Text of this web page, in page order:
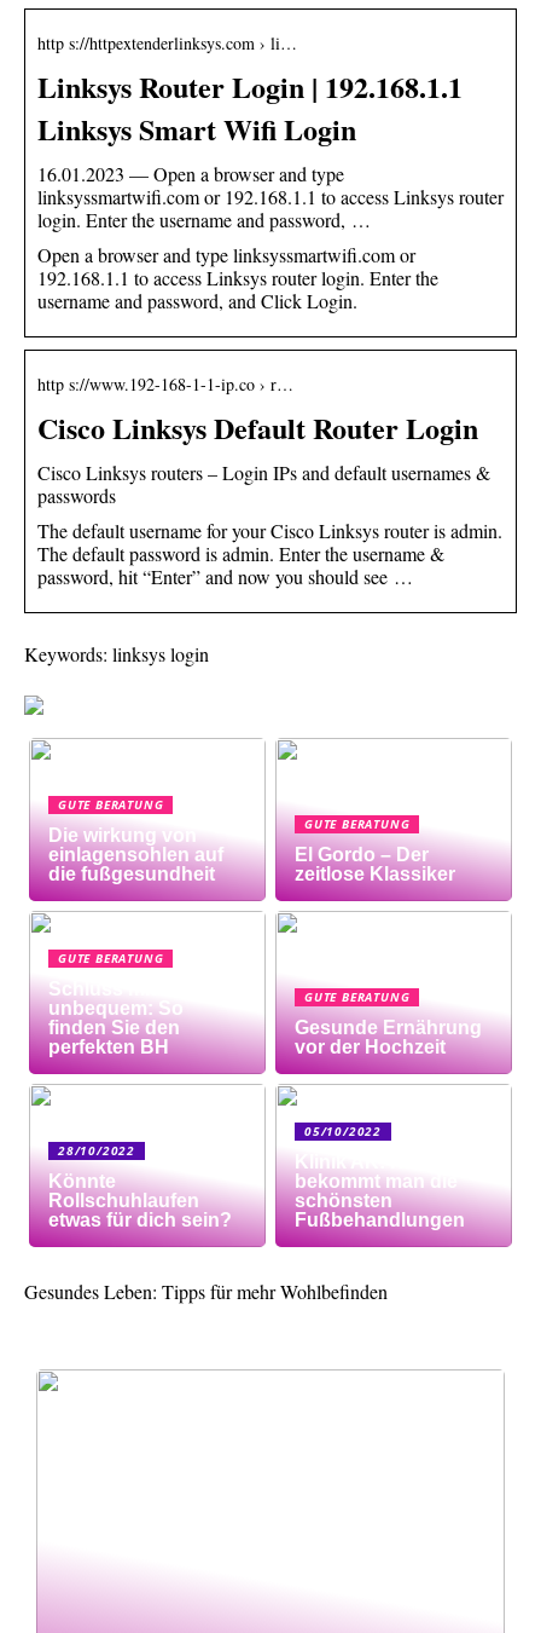
http s://httpextenderlinksys.com › li…
Linksys Router Login | 192.168.1.1
Linksys Smart Wifi Login
16.01.2023 — Open a browser and type
linksyssmartwifi.com or 192.168.1.1 to access Linksys router
login. Enter the username and password, …
Open a browser and type linksyssmartwifi.com or
192.168.1.1 to access Linksys router login. Enter the
username and password, and Click Login.
http s://www.192-168-1-1-ip.co › r…
Cisco Linksys Default Router Login
Cisco Linksys routers – Login IPs and default usernames &
passwords
The default username for your Cisco Linksys router is admin.
The default password is admin. Enter the username &
password, hit “Enter” and now you should see …
Keywords: linksys login
GUTE BERATUNG
Die wirkung von
einlagensohlen auf
die fußgesundheit
GUTE BERATUNG
El Gordo – Der
zeitlose Klassiker
GUTE BERATUNG
Schluss mit
unbequem: So
finden Sie den
perfekten BH
GUTE BERATUNG
Gesunde Ernährung
vor der Hochzeit
28/10/2022
Könnte
Rollschuhlaufen
etwas für dich sein?
05/10/2022
Klinik AK: Hier
bekommt man die
schönsten
Fußbehandlungen
Gesundes Leben: Tipps für mehr Wohlbefinden